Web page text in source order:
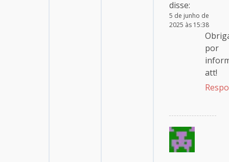
disse:
5 de junho de
2025 às 15:38
por
att!